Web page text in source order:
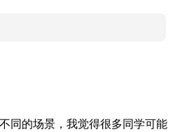
同的场景，我觉得很多同学可能